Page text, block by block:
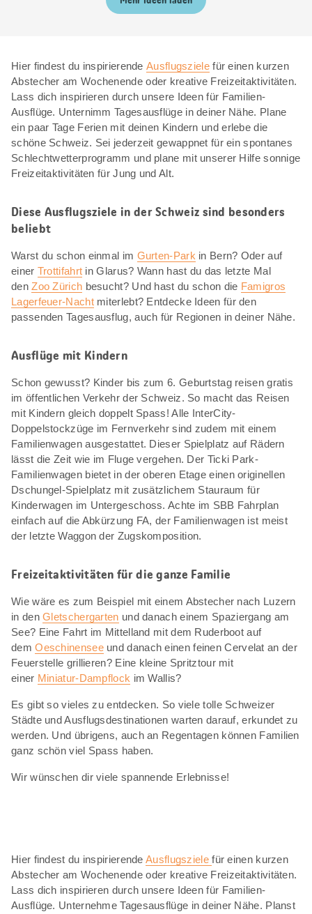
Hier findest du inspirierendeAusflugszielefür einen kurzen
Abstecher am Wochenende oder kreative Freizeitaktivitäten.
Lass dich inspirieren durch unsere Ideen für Familien-
Ausflüge. Unternimm Tagesausflüge in deiner Nähe. Plane
ein paar Tage Ferien mit deinen Kindern und erlebe die
schöne Schweiz. Sei jederzeit gewappnet für ein spontanes
Schlechtwetterprogramm und plane mit unserer Hilfe sonnige
Freizeitaktivitäten für Jung und Alt.
Diese Ausflugsziele in der Schweiz sind besonders
beliebt
Warst du schon einmal im Gurten-Park in Bern? Oder auf
einer Trottifahrt in Glarus? Wann hast du das letzte Mal
denZoo Zürich besucht? Und hast du schon die Famigros
Lagerfeuer-Nachtmiterlebt? Entdecke Ideen für den
passenden Tagesausflug, auch für Regionen in deiner Nähe.
Ausflüge mit Kindern
Schon gewusst? Kinder bis zum 6. Geburtstag reisen gratis
im öffentlichen Verkehr der Schweiz. So macht das Reisen
mit Kindern gleich doppelt Spass! Alle InterCity-
Doppelstockzüge im Fernverkehr sind zudem mit einem
Familienwagen ausgestattet. Dieser Spielplatz auf Rädern
lässt die Zeit wie im Fluge vergehen. Der Ticki Park-
Familienwagen bietet in der oberen Etage einen originellen
Dschungel-Spielplatz mit zusätzlichem Stauraum für
Kinderwagen im Untergeschoss. Achte im SBB Fahrplan
einfach auf die Abkürzung FA, der Familienwagen ist meist
der letzte Waggon der Zugskomposition.
Freizeitaktivitäten für die ganze Familie
Wie wäre es zum Beispiel mit einem Abstecher nach Luzern
in denGletschergarten und danach einem Spaziergang am
See? Eine Fahrt im Mittelland mit dem Ruderboot auf
demOeschinenseeund danach einen feinen Cervelat an der
Feuerstelle grillieren? Eine kleine Spritztour mit
einer Miniatur-Dampflock im Wallis?
Es gibt so vieles zu entdecken. So viele tolle Schweizer
Städte und Ausflugsdestinationen warten darauf, erkundet zu
werden. Und übrigens, auch an Regentagen können Familien
ganz schön viel Spass haben.
Wir wünschen dir viele spannende Erlebnisse!
Hier findest du inspirierendeAusflugszielefür einen kurzen
Abstecher am Wochenende oder kreative Freizeitaktivitäten.
Lass dich inspirieren durch unsere Ideen für Familien-
Ausflüge. Unternehme Tagesausflüge in deiner Nähe. Planst